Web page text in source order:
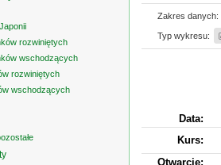
Zakres danych:
Typ wykresu:
Data:
Kurs:
Otwarcie:
rozwiniętych
wschodzących
rozwiniętych
wschodzących